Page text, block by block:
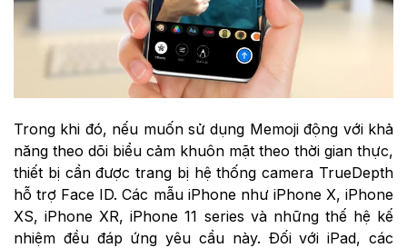
Trong khi đó, nếu muốn sử dụng Memoji động với khả
năng theo dõi biểu cảm khuôn mặt theo thời gian thực,
thiết bị cần được trang bị hệ thống camera TrueDepth
hỗ trợ Face ID. Các mẫu iPhone như iPhone X, iPhone
XS, iPhone XR, iPhone 11 series và những thế hệ kế
nhiệm đều đáp ứng yêu cầu này. Đối với iPad, các